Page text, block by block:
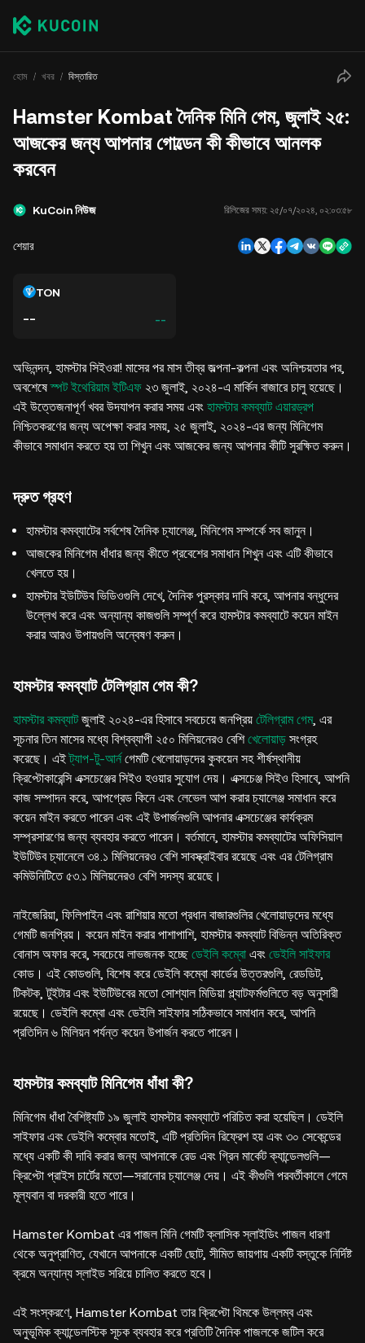
হোম খবর বিস্তারিত
Hamster Kombat দৈনিক মিনি গেম, জুলাই ২৫:
আজকের জন্য আপনার গোল্ডেন কী কীভাবে আনলক
করবেন
KuCoin নিউজ রিলিজের সময়: ২৫/০৭/২০২৪, ০২:০৩:৫৮
শেয়ার
TON
-- --
অভিনন্দন, হামস্টার সিইওরা! মাসের পর মাস তীব্র জল্পনা-কল্পনা এবং অনিশ্চয়তার পর,
অবশেষেস্পট ইথেরিয়াম ইটিএফ ২৩ জুলাই, ২০২৪-এ মার্কিন বাজারে চালু হয়েছে।
এই উত্তেজনাপূর্ণ খবর উদযাপন করার সময় এবং হামস্টার কমব্যাট এয়ারড্রপ
নিশ্চিতকরণের জন্য অপেক্ষা করার সময়, ২৫ জুলাই, ২০২৪-এর জন্য মিনিগেম
কীভাবে সমাধান করতে হয় তা শিখুন এবং আজকের জন্য আপনার কীটি সুরক্ষিত করুন।
দ্রুত গ্রহণ
হামস্টার কমব্যাটের সর্বশেষ দৈনিক চ্যালেঞ্জ, মিনিগেম সম্পর্কে সব জানুন।
আজকের মিনিগেম ধাঁধার জন্য কীতে প্রবেশের সমাধান শিখুন এবং এটি কীভাবে
খেলতে হয়।
হামস্টার ইউটিউব ভিডিওগুলি দেখে, দৈনিক পুরস্কার দাবি করে, আপনার বন্ধুদের
উল্লেখ করে এবং অন্যান্য কাজগুলি সম্পূর্ণ করে হামস্টার কমব্যাটে কয়েন মাইন
করার আরও উপায়গুলি অন্বেষণ করুন।
হামস্টার কমব্যাট টেলিগ্রাম গেম কী?
হামস্টার কমব্যাটজুলাই ২০২৪-এর হিসাবে সবচেয়ে জনপ্রিয় টেলিগ্রাম গেম, এর
সূচনার তিন মাসের মধ্যে বিশ্বব্যাপী ২৫০ মিলিয়নেরও বেশিখেলোয়াড় সংগ্রহ
করেছে। এইট্যাপ-টু-আর্নগেমটি খেলোয়াড়দের কুকয়েন সহ শীর্ষস্থানীয়
ক্রিপ্টোকারেন্সি এক্সচেঞ্জের সিইও হওয়ার সুযোগ দেয়। এক্সচেঞ্জ সিইও হিসাবে, আপনি
কাজ সম্পাদন করে, আপগ্রেড কিনে এবং লেভেল আপ করার চ্যালেঞ্জ সমাধান করে
কয়েন মাইন করতে পারেন এবং এই উপার্জনগুলি আপনার এক্সচেঞ্জের কার্যক্রম
সম্প্রসারণের জন্য ব্যবহার করতে পারেন। বর্তমানে, হামস্টার কমব্যাটের অফিসিয়াল
ইউটিউব চ্যানেলে ৩৪.১ মিলিয়নেরও বেশি সাবস্ক্রাইবার রয়েছে এবং এর টেলিগ্রাম
কমিউনিটিতে ৫৩.১ মিলিয়নেরও বেশি সদস্য রয়েছে।
নাইজেরিয়া, ফিলিপাইন এবং রাশিয়ার মতো প্রধান বাজারগুলির খেলোয়াড়দের মধ্যে
গেমটি জনপ্রিয়। কয়েন মাইন করার পাশাপাশি, হামস্টার কমব্যাট বিভিন্ন অতিরিক্ত
বোনাস অফার করে, সবচেয়ে লাভজনক হচ্ছে ডেইলি কম্বো এবং ডেইলি সাইফার
কোড। এই কোডগুলি, বিশেষ করে ডেইলি কম্বো কার্ডের উত্তরগুলি, রেডডিট,
টিকটক, টুইটার এবং ইউটিউবের মতো সোশ্যাল মিডিয়া প্ল্যাটফর্মগুলিতে বড় অনুসারী
রয়েছে। ডেইলি কম্বো এবং ডেইলি সাইফার সঠিকভাবে সমাধান করে, আপনি
প্রতিদিন ৬ মিলিয়ন পর্যন্ত কয়েন উপার্জন করতে পারেন।
হামস্টার কমব্যাট মিনিগেম ধাঁধা কী?
মিনিগেম ধাঁধা বৈশিষ্ট্যটি ১৯ জুলাই হামস্টার কমব্যাটে পরিচিত করা হয়েছিল। ডেইলি
সাইফার এবং ডেইলি কম্বোর মতোই, এটি প্রতিদিন রিফ্রেশ হয় এবং ৩০ সেকেন্ডের
মধ্যে একটি কী দাবি করার জন্য আপনাকে রেড এবং গ্রিন মার্কেট ক্যান্ডেলগুলি—
ক্রিপ্টো প্রাইস চার্টের মতো—সরানোর চ্যালেঞ্জ দেয়। এই কীগুলি পরবর্তীকালে গেমে
মূল্যবান বা দরকারী হতে পারে।
Hamster Kombat এর পাজল মিনি গেমটি ক্লাসিক স্লাইডিং পাজল ধারণা
থেকে অনুপ্রাণিত, যেখানে আপনাকে একটি ছোট, সীমিত জায়গায় একটি বস্তুকে নির্দিষ্ট
ক্রমে অন্যান্য স্লাইড সরিয়ে চালিত করতে হবে।
এই সংস্করণে, Hamster Kombat তার ক্রিপ্টো থিমকে উল্লম্ব এবং
অনুভূমিক ক্যান্ডেলস্টিক সূচক ব্যবহার করে প্রতিটি দৈনিক পাজলকে জটিল করে